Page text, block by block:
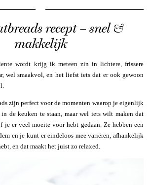
recept – snel &
makkelijk
wordt krijg ik meteen zin in lichtere, frissere
wel smaakvol, en het liefst iets dat er ook gewoon
zijn perfect voor de momenten waarop je eigenlijk
de keuken te staan, maar wel iets wilt maken dat
je er veel moeite voor hebt gedaan. Ze hebben een
en je kunt er eindeloos mee variëren, afhankelijk
en dat maakt het juist zo relaxed.